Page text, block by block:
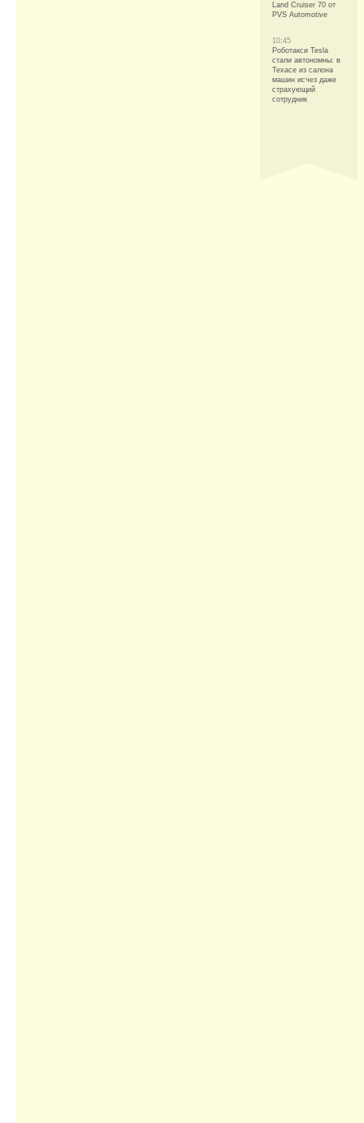
Land Cruiser 70 от
PVS Automotive
10:45
Роботакси Tesla
стали автономны: в
Техасе из салона
машин исчез даже
страхующий
сотрудник